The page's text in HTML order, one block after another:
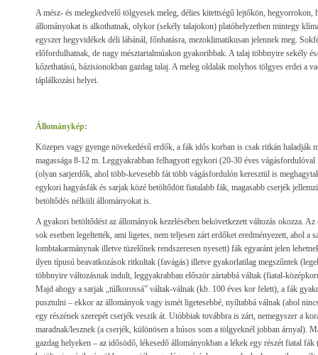
A mész- és melegkedvelő tölgyesek meleg, délies kitettségű lejtőkön, hegyorrokon,
állományokat is alkothatnak, olykor (sekély talajokon) platóhelyzetben mintegy
egyszer hegyvidékek déli lábánál, főnhatásra, mezoklimatikusan jelennek meg.
előfordulhatnak, de nagy mésztartalmúakon gyakoribbak. A talaj többnyire sekély
kőzethatású, bázisionokban gazdag talaj. A meleg oldalak molyhos tölgyes erdei a
táplálkozási helyei.
Állománykép:
Közepes vagy gyenge növekedésű erdők, a fák idős korban is csak ritkán haladják
magassága 8-12 m. Leggyakrabban felhagyott egykori (20-30 éves
(olyan sarjerdők, ahol több-kevesebb fát több vágásfordulón keresztül is
egykori hagyásfák és sarjak közé betöltődött fiatalabb fák, magasabb cserjék
betöltődés nélküli állományokat is.
A gyakori betöltődést az állományok kezelésében bekövetkezett változás okozza.
sok esetben legeltették, ami ligetes, nem teljesen zárt erdőket eredményezett, ahol a
lombtakarmánynak illetve tüzelőnek rendszeresen nyesett) fák egyaránt jelen
ilyen típusú beavatkozások ritkultak (favágás) illetve gyakorlatilag megszűntek
többnyire változásnak indult, leggyakrabban először zártabbá váltak (fiatal-
Majd ahogy a sarjak „túlkorossá” váltak-válnak (kb. 100 éves kor felett), a fák
pusztulni – ekkor az állományok vagy ismét ligetesebbé, nyíltabbá válnak (ahol
egy részének szerepét cserjék veszik át. Utóbbiak továbbra is zárt, nemegyszer a
maradnak/lesznek (a cserjék, különösen a húsos som a tölgyeknél jobban árnyal).
gazdag helyeken – az idősödő, lékesedő állományokban a lékek egy részét fiatal